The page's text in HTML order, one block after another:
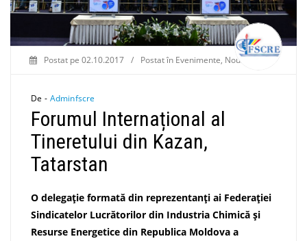
Postat pe 02.10.2017 / Postat în Evenimente, Noutăți
De - Adminfscre
Forumul Internațional al
Tineretului din Kazan,
Tatarstan
O delegație formată din reprezentanți ai Federației
Sindicatelor Lucrătorilor din Industria Chimică și
Resurse Energetice din Republica Moldova a